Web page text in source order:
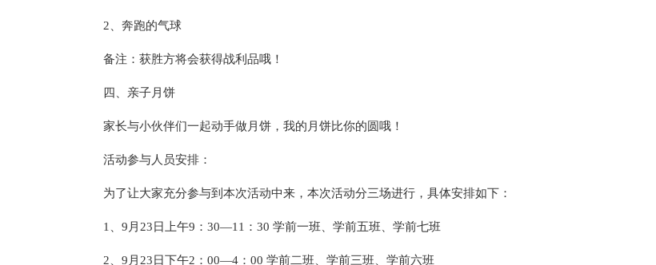
2、奔跑的气球
备注：获胜方将会获得战利品哦！
四、亲子月饼
家长与小伙伴们一起动手做月饼，我的月饼比你的圆哦！
活动参与人员安排：
为了让大家充分参与到本次活动中来，本次活动分三场进行，具体安排如下：
1、9月23日上午9：30—11：30 学前一班、学前五班、学前七班
2、9月23日下午2：00—4：00 学前二班、学前三班、学前六班